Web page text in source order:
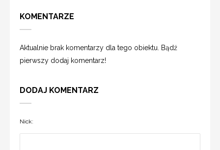
KOMENTARZE
Aktualnie brak komentarzy dla tego obiektu. Bądź
pierwszy dodaj komentarz!
DODAJ KOMENTARZ
Nick: